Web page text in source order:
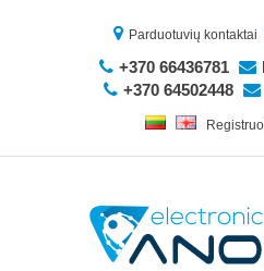
Parduotuvių kontaktai
+370 66436781
+370 64502448